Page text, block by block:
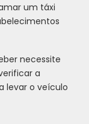
um táxi
necessite
a
levar o veículo